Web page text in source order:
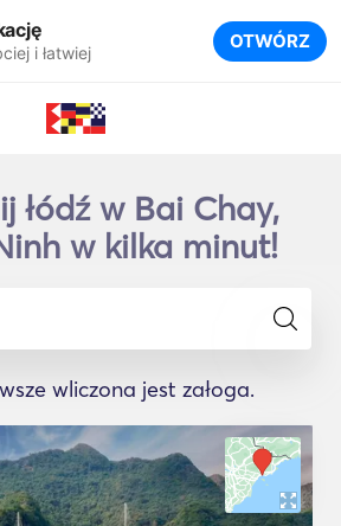
i łatwiej OTWÓRZ
łódź w Bai Chay,
w kilka minut!
wliczona jest załoga.